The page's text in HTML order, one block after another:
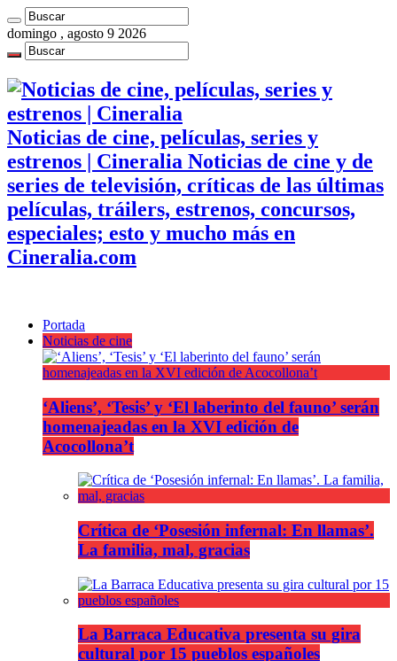
domingo , agosto 9 2026
Noticias de cine, películas, series y
estrenos | Cineralia Noticias de cine y de
series de televisión, críticas de las últimas
películas, tráilers, estrenos, concursos,
especiales; esto y mucho más en
Cineralia.com
Portada
Noticias de cine
‘Aliens’, ‘Tesis’ y ‘El laberinto del fauno’ serán
homenajeadas en la XVI edición de
Acocollona’t
Crítica de ‘Posesión infernal: En llamas’.
La familia, mal, gracias
La Barraca Educativa presenta su gira
cultural por 15 pueblos españoles